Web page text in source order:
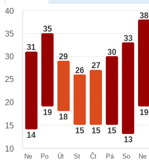
31
14
35
19
29
18
26
15
27
15
30
15
33
13
38
19
40
35
30
25
20
15
10
Ne
Po
Út
St
Čt
Pá
So
Ne